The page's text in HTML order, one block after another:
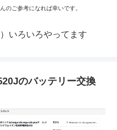
のご参考になれば幸いです。
いろいろやってます
のバッテリー交換